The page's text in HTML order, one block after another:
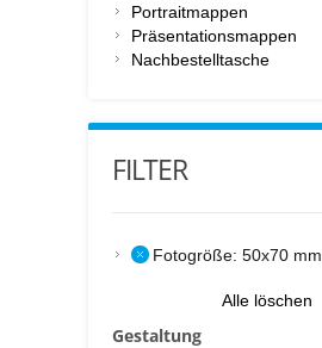
Portraitmappen
Präsentationsmappen
Nachbestelltasche
FILTER
Fotogröße: 50x70 mm
Alle löschen
Gestaltung